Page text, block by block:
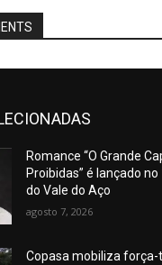
Romance “O Grande
Proibidas” é lançado
do Vale do Aço
agosto 7, 2026
Copasa mobiliza